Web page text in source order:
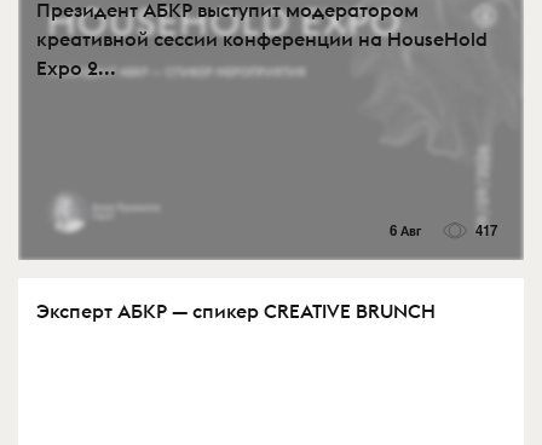
Президент АБКР выступит модератором
креативной сессии конференции на HouseHold
Expo 2...
6 Авг 417
Эксперт АБКР — спикер CREATIVE BRUNCH